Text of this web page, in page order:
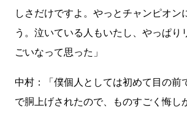
しさだけですよ。やっとチャンピオン
う。泣いている人もいたし、やっぱり
ごいなって思った」
中村：「僕個人としては初めて目の前
で胴上げされたので、ものすごく悔し